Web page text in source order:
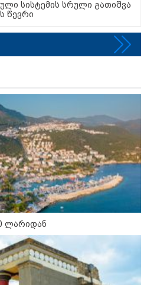
შემთხვევით ნაგავში
- ის დასუფთავების
- FBI-ის აგენტმა
რომ "მტრული ქვეყნის“
1 მილიონი
მოიპარა
სიახლე
სისტემის სრული გათიშვა
წევრი
ლარიდან